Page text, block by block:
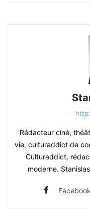
Rédacteur ciné,
vie, culturaddict de
Culturaddict,
moderne.
Facebook